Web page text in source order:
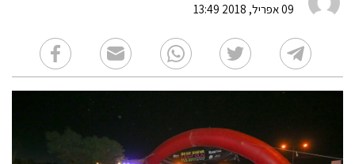
09 אפריל, 2018 13:49